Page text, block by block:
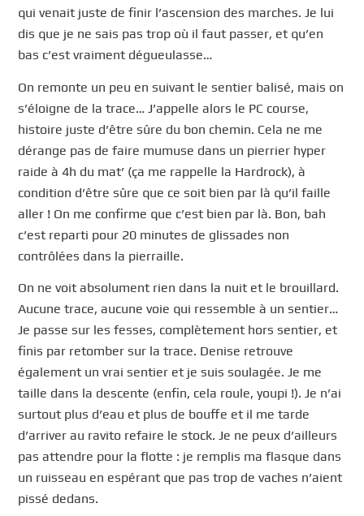
qui venait juste de finir l’ascension des marches. Je lui
dis que je ne sais pas trop où il faut passer, et qu’en
bas c’est vraiment dégueulasse…
On remonte un peu en suivant le sentier balisé, mais on
s’éloigne de la trace… J’appelle alors le PC course,
histoire juste d’être sûre du bon chemin. Cela ne me
dérange pas de faire mumuse dans un pierrier hyper
raide à 4h du mat’ (ça me rappelle la Hardrock), à
condition d’être sûre que ce soit bien par là qu’il faille
aller ! On me confirme que c’est bien par là. Bon, bah
c’est reparti pour 20 minutes de glissades non
contrôlées dans la pierraille.
On ne voit absolument rien dans la nuit et le brouillard.
Aucune trace, aucune voie qui ressemble à un sentier…
Je passe sur les fesses, complètement hors sentier, et
finis par retomber sur la trace. Denise retrouve
également un vrai sentier et je suis soulagée. Je me
taille dans la descente (enfin, cela roule, youpi !). Je n’ai
surtout plus d’eau et plus de bouffe et il me tarde
d’arriver au ravito refaire le stock. Je ne peux d’ailleurs
pas attendre pour la flotte : je remplis ma flasque dans
un ruisseau en espérant que pas trop de vaches n’aient
pissé dedans.